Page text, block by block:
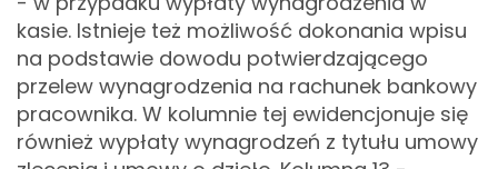
kasie. Istnieje też możliwość dokonania wpisu
na podstawie dowodu potwierdzającego
przelew wynagrodzenia na rachunek bankowy
pracownika. W kolumnie tej ewidencjonuje się
również wypłaty wynagrodzeń z tytułu umowy